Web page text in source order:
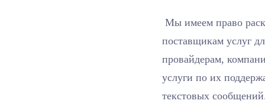
Мы имеем право
поставщикам услуг
провайдерам,
услуги по их
текстовых